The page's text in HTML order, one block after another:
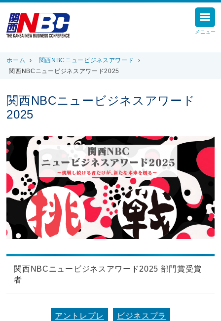
メニュー
ホーム › 関西NBCニュービジネスアワード
›
関西NBCニュービジネスアワード2025
関西NBCニュービジネスアワード
2025
関西NBCニュービジネスアワード2025 部門賞受賞
者
アントレプレ
ビジネスプラ